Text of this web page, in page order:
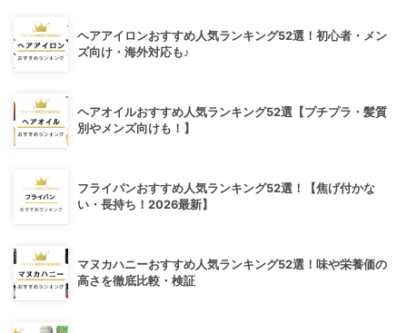
ヘアアイロンおすすめ人気ランキング52選！初心者・メン
ズ向け・海外対応も♪
ヘアオイルおすすめ人気ランキング52選【プチプラ・髪質
別やメンズ向けも！】
フライパンおすすめ人気ランキング52選！【焦げ付かな
い・長持ち！2026最新】
マヌカハニーおすすめ人気ランキング52選！味や栄養価の
高さを徹底比較・検証